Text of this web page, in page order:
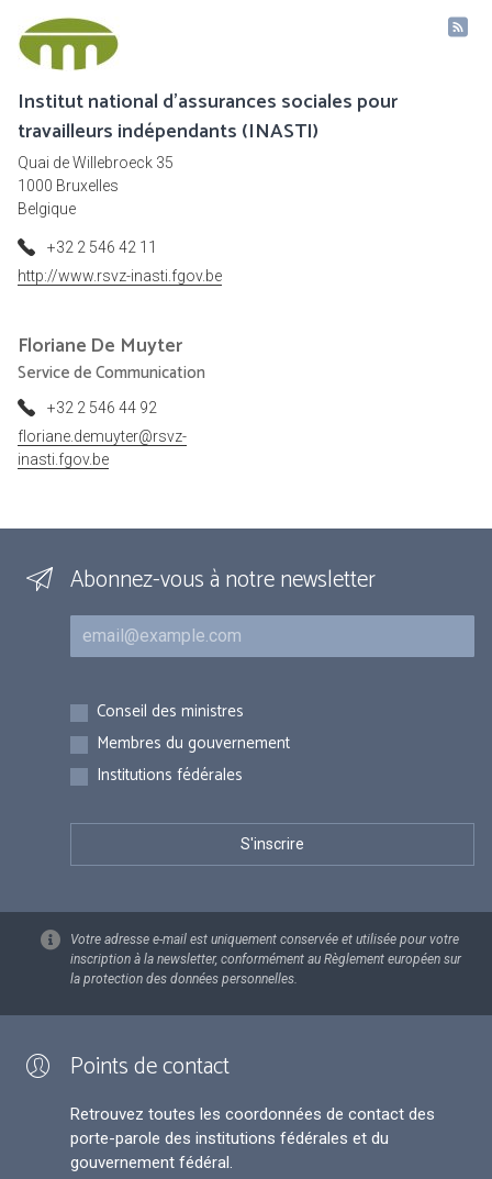
Institut national d'assurances sociales pour
travailleurs indépendants (INASTI)
Quai de Willebroeck 35
1000 Bruxelles
Belgique
+32 2 546 42 11
http://www.rsvz-inasti.fgov.be
Floriane De Muyter
Service de Communication
+32 2 546 44 92
floriane.demuyter@rsvz-
inasti.fgov.be
Abonnez-vous à notre newsletter
Courriel
Inscriptions
Conseil des ministres
Membres du gouvernement
Institutions fédérales
Votre adresse e-mail est uniquement conservée et utilisée pour votre
inscription à la newsletter, conformément au Règlement européen sur
la protection des données personnelles.
Points de contact
Retrouvez toutes les coordonnées de contact des
porte-parole des institutions fédérales et du
gouvernement fédéral.